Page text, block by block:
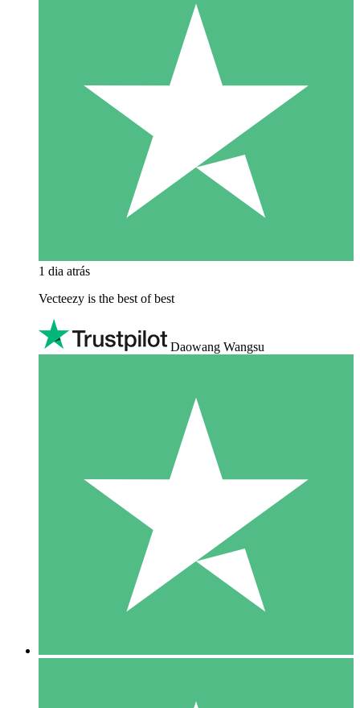
1 dia atrás
Vecteezy is the best of best
Daowang Wangsu